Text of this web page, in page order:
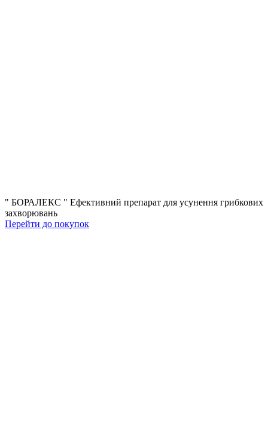
" БОРАЛЕКС " Eфективний препарат для усунення грибкових
захворювань
Перейти до покупок